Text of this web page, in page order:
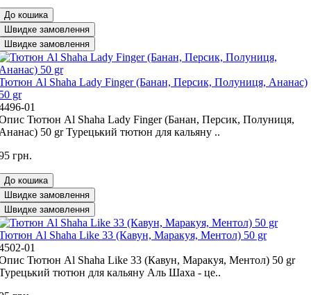
До кошика
Швидке замовлення
Швидке замовлення
Al Shaha Lady Finger (Банан, Персик, Полуниця, Ананас)
gr
01
Тютюн Al Shaha Lady Finger (Банан, Персик, Полуниця,
50 gr Турецький тютюн для кальяну ..
грн.
До кошика
Швидке замовлення
Швидке замовлення
Al Shaha Like 33 (Кавун, Маракуя, Ментол) 50 gr
01
Тютюн Al Shaha Like 33 (Кавун, Маракуя, Ментол) 50 gr
тютюн для кальяну Аль Шаха - це..